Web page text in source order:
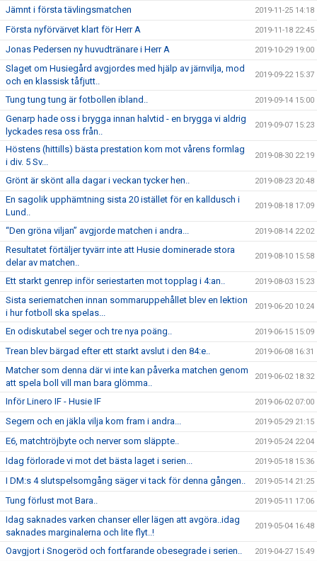
Jämnt i första tävlingsmatchen 2019-11-25 14:18
Första nyförvärvet klart för Herr A 2019-11-18 22:45
Jonas Pedersen ny huvudtränare i Herr A 2019-10-29 19:00
Slaget om Husiegård avgjordes med hjälp av järnvilja, mod
och en klassisk tåfjutt..
2019-09-22 15:37
Tung tung tung är fotbollen ibland.. 2019-09-14 15:00
Genarp hade oss i brygga innan halvtid - en brygga vi aldrig
lyckades resa oss från..
2019-09-07 15:23
Höstens (hittills) bästa prestation kom mot vårens formlag
i div. 5 Sv...
2019-08-30 22:19
Grönt är skönt alla dagar i veckan tycker hen.. 2019-08-23 20:48
En sagolik upphämtning sista 20 istället för en kalldusch i
Lund..
2019-08-18 17:09
“Den gröna viljan” avgjorde matchen i andra... 2019-08-14 22:02
Resultatet förtäljer tyvärr inte att Husie dominerade stora
delar av matchen..
2019-08-10 15:58
Ett starkt genrep inför seriestarten mot topplag i 4:an.. 2019-08-03 15:23
Sista seriematchen innan sommaruppehållet blev en lektion
i hur fotboll ska spelas...
2019-06-20 10:24
En odiskutabel seger och tre nya poäng.. 2019-06-15 15:09
Trean blev bärgad efter ett starkt avslut i den 84:e.. 2019-06-08 16:31
Matcher som denna där vi inte kan påverka matchen genom
att spela boll vill man bara glömma..
2019-06-02 18:32
Inför Linero IF - Husie IF 2019-06-02 07:00
Segern och en jäkla vilja kom fram i andra... 2019-05-29 21:15
E6, matchtröjbyte och nerver som släppte.. 2019-05-24 22:04
Idag förlorade vi mot det bästa laget i serien... 2019-05-18 15:36
I DM:s 4 slutspelsomgång säger vi tack för denna gången.. 2019-05-14 21:25
Tung förlust mot Bara.. 2019-05-11 17:06
Idag saknades varken chanser eller lägen att avgöra..idag
saknades marginalerna och lite flyt..!
2019-05-04 16:48
Oavgjort i Snogeröd och fortfarande obesegrade i serien.. 2019-04-27 15:49